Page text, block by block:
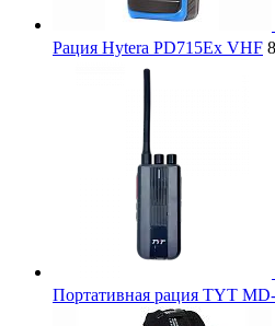
Рация Hytera PD715Ex VHF
Портативная рация TYT